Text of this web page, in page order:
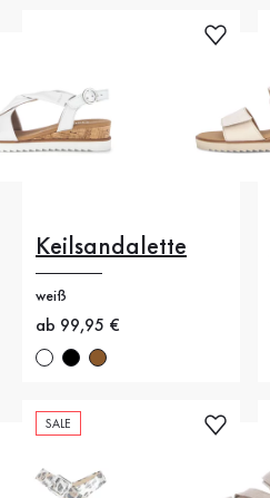
Keilsandalette
weiß
Neuer Preis
ab 99,95 €
SALE